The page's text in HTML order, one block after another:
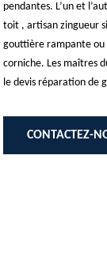
pendantes. L’un et
toit , artisan zingueur
gouttière rampante ou
corniche. Les maîtres
le devis réparation de
CONTACTEZ-